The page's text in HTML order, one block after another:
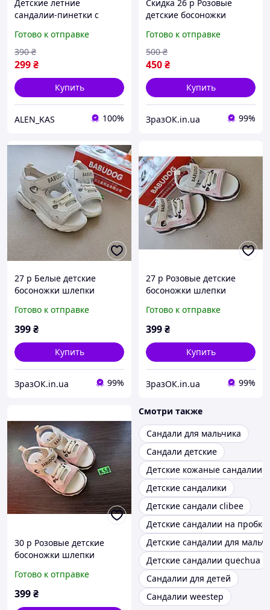
Детские летние
сандалии-пинетки с
липучке)
Готово к отправке
299₴
390 ₴
Купить
ALEN_KAS 100%
Скидка 26 р Розовые
детские босоножки
липучке босоніжки
шльопанці сандалі на
липучці
Готово к отправке
450₴
500 ₴
Купить
ЗразОК.in.ua 99%
27 р Белые детские
босоножки шлепки
босоніжки шльопанці
сандалі на липучці
Готово к отправке
399₴
Купить
ЗразОК.in.ua 99%
27 р Розовые детские
босоножки шлепки
босоніжки шльопанці
сандалі на липучці
Готово к отправке
399₴
Купить
ЗразОК.in.ua 99%
30 р Розовые детские
босоножки шлепки
босоніжки шльопанці
сандалі на липучці
Готово к отправке
399₴
Смотри также
Сандали для мальчика
Сандали детские
Детские кожаные сандалии
Детские сандалики
Детские сандали clibee
Детские сандалии на
Детские сандалии для
Детские сандалии quechua
Сандалии для детей
Сандалии weestep